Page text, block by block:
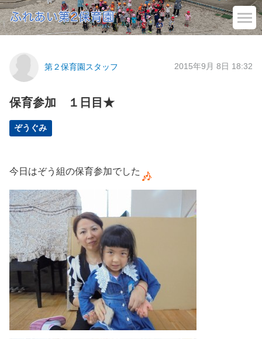
第２保育園スタッフ 2015年9月 8日 18:32
保育参加 １日目★
ぞうぐみ
今日はぞう組の保育参加でした